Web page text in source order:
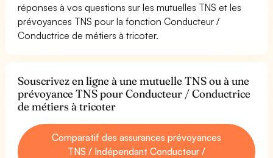
réponses à vos questions sur les mutuelles TNS et les
prévoyances TNS pour la fonction Conducteur /
Conductrice de métiers à tricoter.
Souscrivez en ligne à une mutuelle TNS ou à une
prévoyance TNS pour Conducteur / Conductrice
de métiers à tricoter
Comparatif des assurances prévoyances
TNS / Indépendant Conducteur /